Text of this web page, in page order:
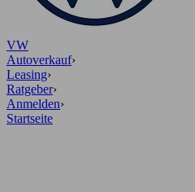
VW
Autoverkauf›
Leasing›
Ratgeber›
Anmelden›
Startseite